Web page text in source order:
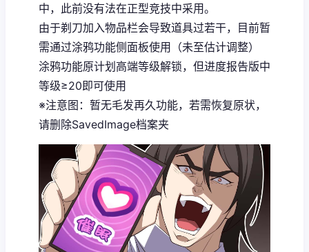
中，此前没有法在正型竞技中采用。
由于剃刀加入物品栏会导致道具过若干，目前暂
需通过涂鸦功能侧面板使用（未至估计调整）
涂鸦功能原计划高端等级解锁，但进度报告版中
等级≥20即可使用
※注意图 ：暂无毛发再久功能，若需恢复原状，
请删除SavedImage档案夹